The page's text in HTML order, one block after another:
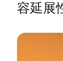
容延展